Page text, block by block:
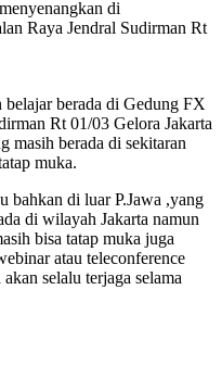
di
Raya Jendral Sudirman Rt
berada di Gedung FX
Rt 01/03 Gelora Jakarta
masih berada di sekitaran
muka.
bahkan di luar P.Jawa ,yang
di wilayah Jakarta namun
bisa tatap muka juga
atau teleconference
selalu terjaga selama